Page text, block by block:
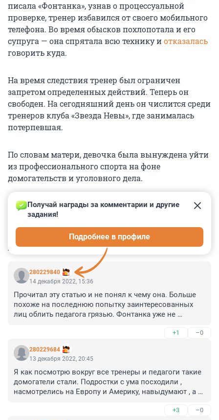
писала «Фонтанка», узнав о процессуальной
проверке, тренер избавился от своего мобильного
телефона. Во время обысков похлопотала и его
супруга — она спрятала всю технику иотказалась
говорить куда.
На время следствия тренер был ограничен
запретом определенных действий. Теперь он
свободен. На сегодняшний день он числится среди
тренеров клуба «Звезда Невы», где занималась
потерпевшая.
По словам матери, девочка была вынуждена уйти
из профессионального спорта на фоне
домогательств и уголовного дела.
КОММЕНТАРИИ 21
280229840
Получай награды за комментарии и другие
задания!
Подробнее в профиле
14 декабря 2022, 15:36
Прочитал эту статью и не понял к чему она. Больше
похоже на последнюю попытку заинтересованных
лиц облить педагога грязью. Фонтанка уже не
вопросов. Учитывая, что наша судебная система
работает так что сажает всех подряд, то вообще
странный вброс. Вопрос как за девочкой родители
следили. Папа будто ничему не учил ее.
+1 –0
280229684
13 декабря 2022, 20:45
Я как посмотрю вокруг все тренеры и педагоги такие
домогатели стали. Подростки с ума посходили ,
насмотрелись на Европу и Америку, навыдумают , а
спустя 2 года после преступления, а чего не через 10
+3 –0